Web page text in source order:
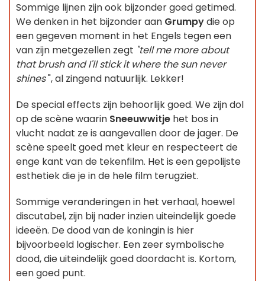
Sommige lijnen zijn ook bijzonder goed getimed.
We denken in het bijzonder aan Grumpydie op
een gegeven moment in het Engels tegen een
van zijn metgezellen zegt "tell me more about
that brush and I'll stick it where the sun never
shines", al zingend natuurlijk. Lekker!
De special effects zijn behoorlijk goed. We zijn dol
op de scène waarin Sneeuwwitje het bos in
vlucht nadat ze is aangevallen door de jager. De
scène speelt goed met kleur en respecteert de
enge kant van de tekenfilm. Het is een gepolijste
esthetiek die je in de hele film terugziet.
Sommige veranderingen in het verhaal, hoewel
discutabel, zijn bij nader inzien uiteindelijk goede
ideeën. De dood van de koningin is hier
bijvoorbeeld logischer. Een zeer symbolische
dood, die uiteindelijk goed doordacht is. Kortom,
een goed punt.